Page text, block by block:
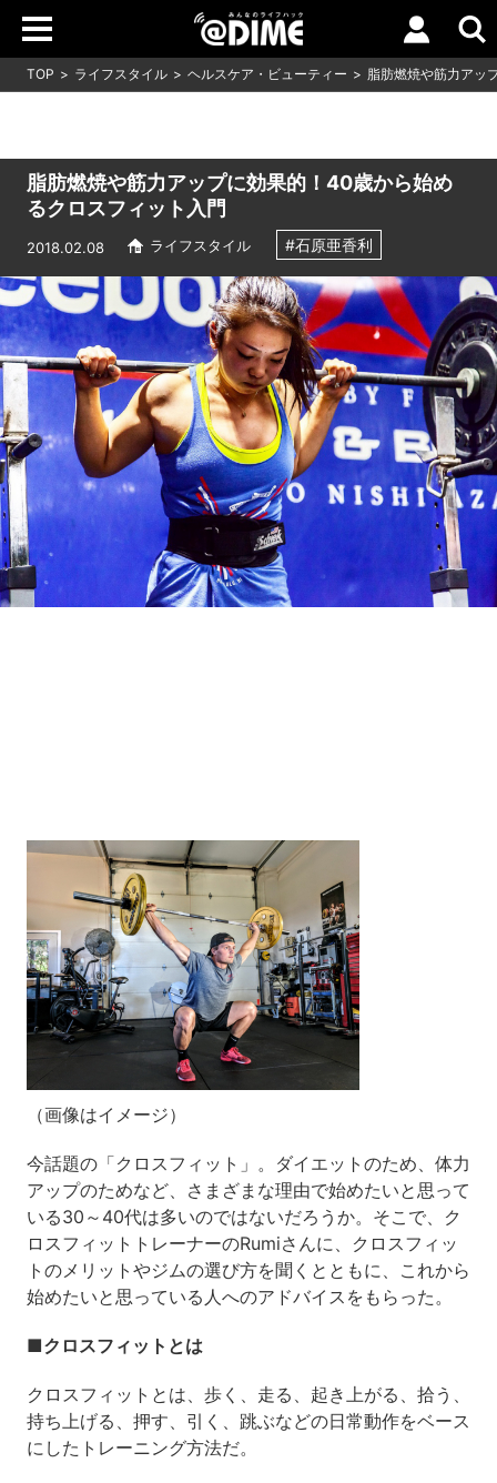
TOP ライフスタイル ヘルスケア・ビューティー 脂肪燃焼や筋力アッ
脂肪燃焼や筋力アップに効果的！40歳から始め
るクロスフィット入門
2018.02.08 ライフスタイル #石原亜香利
（画像はイメージ）
今話題の「クロスフィット」。ダイエットのため、体力
アップのためなど、さまざまな理由で始めたいと思って
いる30～40代は多いのではないだろうか。そこで、ク
ロスフィットトレーナーのRumiさんに、クロスフィッ
トのメリットやジムの選び方を聞くとともに、これから
始めたいと思っている人へのアドバイスをもらった。
■クロスフィットとは
クロスフィットとは、歩く、走る、起き上がる、拾う、
持ち上げる、押す、引く、跳ぶなどの日常動作をベース
にしたトレーニング方法だ。